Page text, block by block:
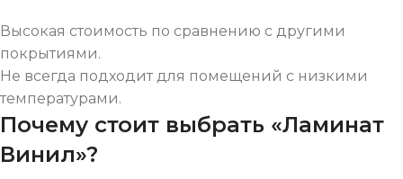
Высокая стоимость по сравнению с другими
покрытиями.
Не всегда подходит для помещений с низкими
температурами.
Почему стоит выбрать «Ламинат
Винил»?